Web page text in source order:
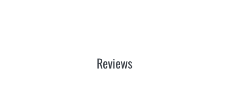
Reviews